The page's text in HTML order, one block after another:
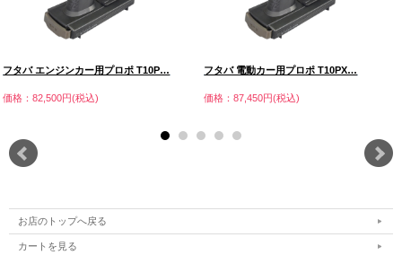
フタバ エンジンカー用プロポ T10P…
価格：82,500円(税込)
フタバ 電動カー用プロポ T10PX…
価格：87,450円(税込)
お店のトップへ戻る
カートを見る